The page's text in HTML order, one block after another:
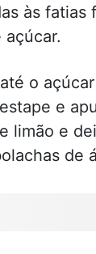
às fatias
o
e
limão e
de